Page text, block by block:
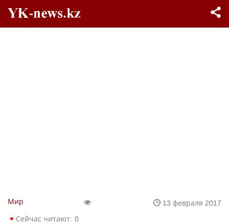
Мир
13 февраля 2017
Сейчас читают: 0